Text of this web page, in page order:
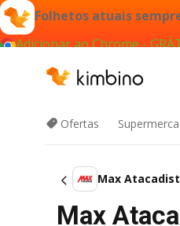
Folhetos atuais
Adicionar ao Chrome -
Ofertas
Max
Max